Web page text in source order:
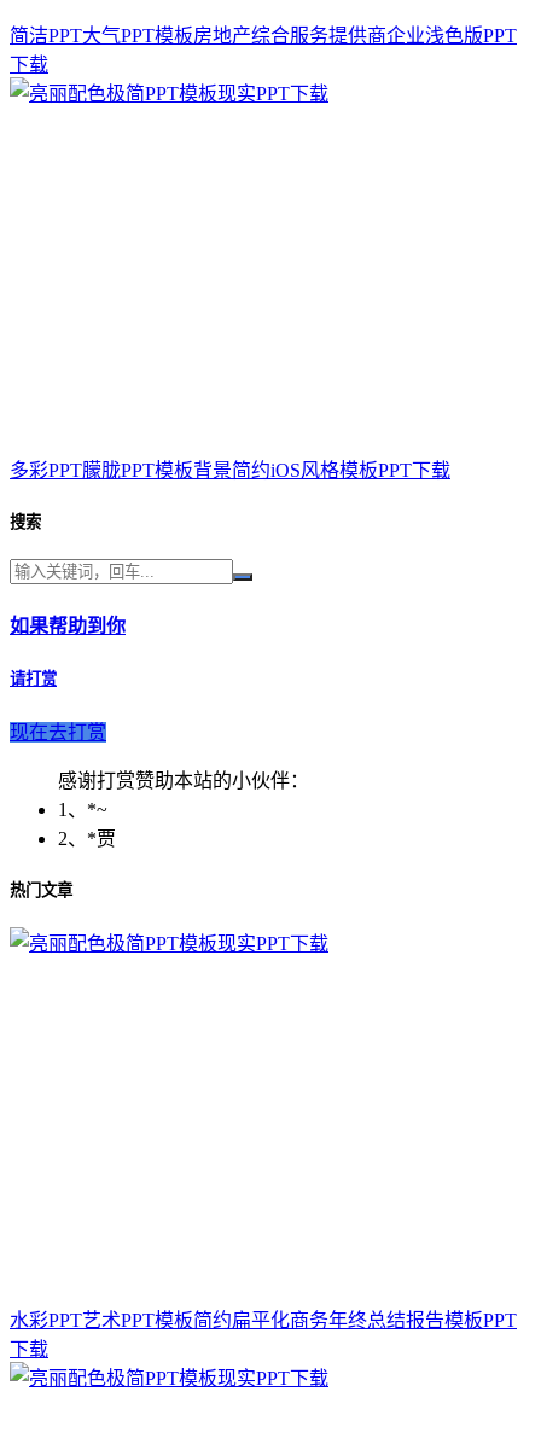
简洁PPT大气PPT模板房地产综合服务提供商企业浅色版PPT
下载
多彩PPT朦胧PPT模板背景简约iOS风格模板PPT下载
搜索
如果帮助到你
请打赏
现在去打赏
感谢打赏赞助本站的小伙伴：
1、*~
2、*贾
热门文章
水彩PPT艺术PPT模板简约扁平化商务年终总结报告模板PPT
下载